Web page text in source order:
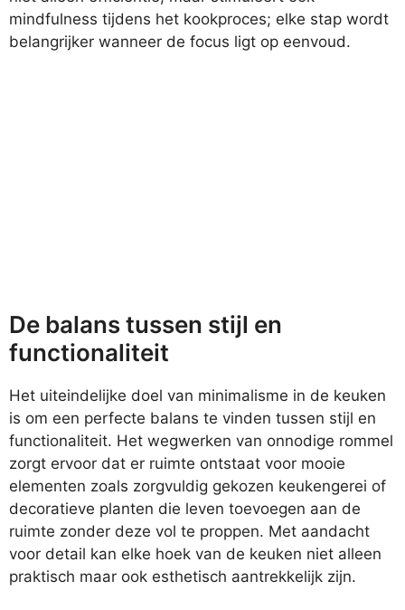
mindfulness tijdens het kookproces; elke stap wordt
belangrijker wanneer de focus ligt op eenvoud.
De balans tussen stijl en
functionaliteit
Het uiteindelijke doel van minimalisme in de keuken
is om een perfecte balans te vinden tussen stijl en
functionaliteit. Het wegwerken van onnodige rommel
zorgt ervoor dat er ruimte ontstaat voor mooie
elementen zoals zorgvuldig gekozen keukengerei of
decoratieve planten die leven toevoegen aan de
ruimte zonder deze vol te proppen. Met aandacht
voor detail kan elke hoek van de keuken niet alleen
praktisch maar ook esthetisch aantrekkelijk zijn.